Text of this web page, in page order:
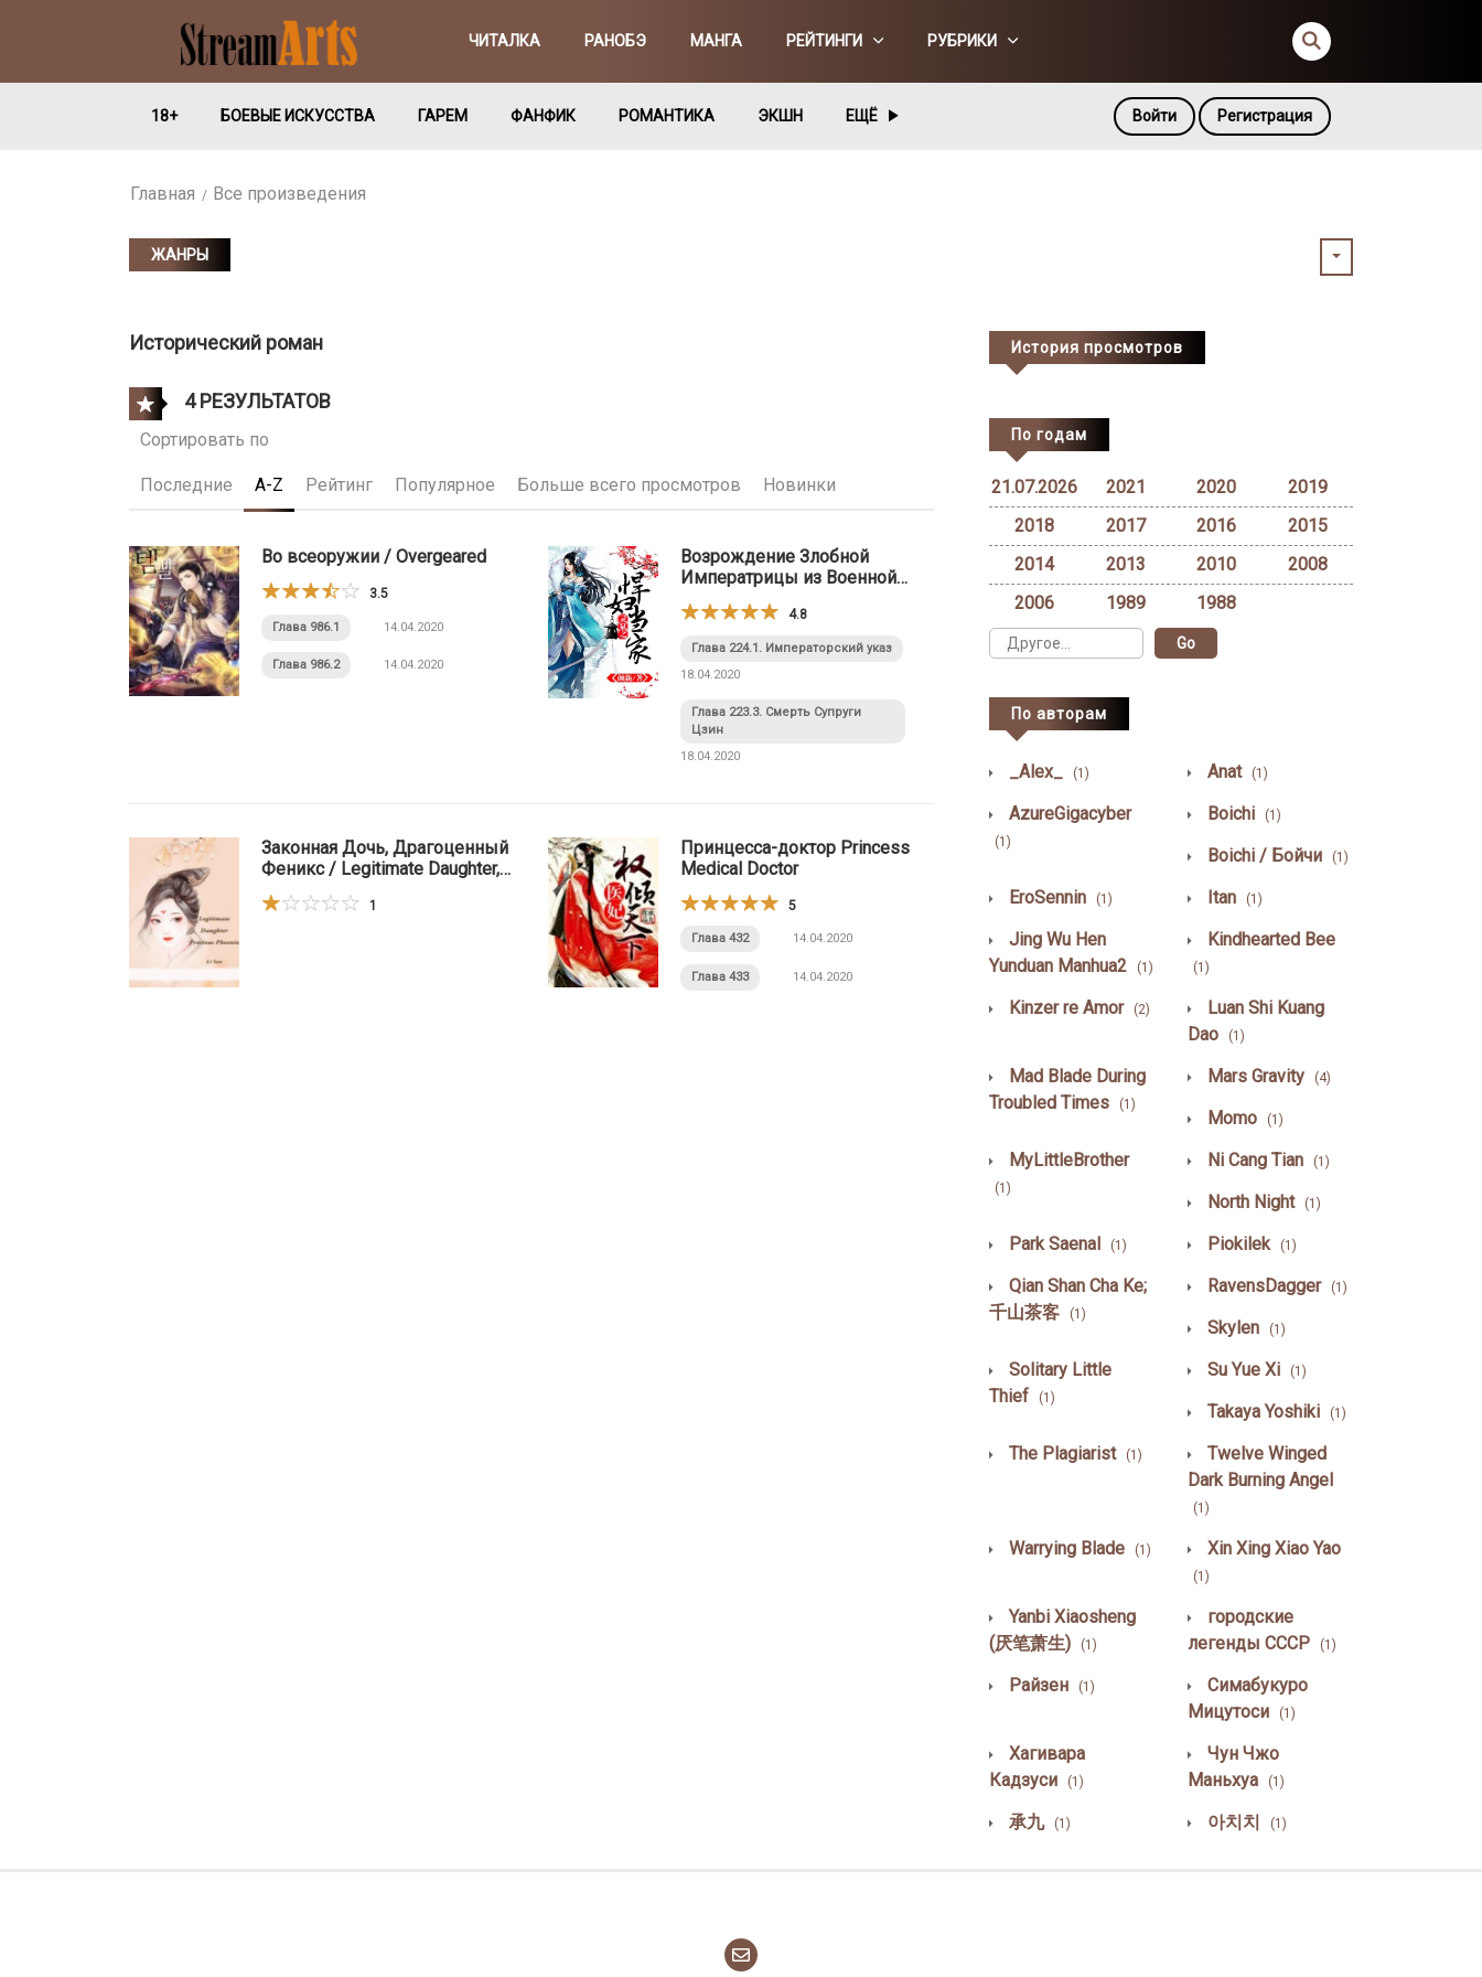
ЧИТАЛКА РАНОБЭ МАНГА РЕЙТИНГИ РУБРИКИ
18+ БОЕВЫЕ ИСКУССТВА ГАРЕМ ФАНФИК РОМАНТИКА ЭКШН ЕЩЁ Войти Регистрация
Главная Все произведения
ЖАНРЫ
Исторический роман
4 РЕЗУЛЬТАТОВ
Сортировать по
Последние A-Z Рейтинг Популярное Больше всего просмотров Новинки
Во всеоружии / Overgeared
3.5
Глава 986.1 14.04.2020
Глава 986.2 14.04.2020
Возрождение Злобной
Императрицы из Военной
Династии / The Rebirth of the
Malicious Empress of Military
Lineage
4.8
Глава 224.1. Императорский указ
18.04.2020
Глава 223.3. Смерть Супруги
Цзин
18.04.2020
Законная Дочь, Драгоценный
Феникс / Legitimate Daughter,
1
Принцесса-доктор Princess
Medical Doctor
5
Глава 432 14.04.2020
Глава 433 14.04.2020
История просмотров
По годам
21.07.2026 2021 2020
2019
2018
2017 2016
2015
2014
2013 2010
2008
2006
1989 1988
По авторам
_Alex_ (1) Anat (1)
AzureGigacyber
(1)
Boichi (1)
Boichi / Бойчи (1)
EroSennin (1) Itan (1)
Jing Wu Hen
Yunduan Manhua2
(1)
Kindhearted Bee
(1)
Kinzer re Amor (2)
Luan Shi Kuang
Dao
(1)
Mad Blade During
Troubled Times
(1)
Mars Gravity (4)
Momo (1)
MyLittleBrother
(1)
Ni Cang Tian (1)
North Night (1)
Park Saenal (1) Piokilek (1)
Qian Shan Cha Ke;
千山茶客
(1)
RavensDagger (1)
Skylen (1)
Solitary Little
Thief
(1)
Su Yue Xi (1)
Takaya Yoshiki (1)
The Plagiarist (1)
Twelve Winged
Dark Burning Angel
(1)
Warrying Blade (1) Xin Xing Xiao Yao
(1)
Yanbi Xiaosheng
(厌笔萧生)
(1)
городские
легенды СССР
(1)
Райзен (1)
Симабукуро
Мицутоси
(1)
Хагивара
Кадзуси
(1)
Чун Чжо
Маньхуа
(1)
承九 (1) 아치치 (1)